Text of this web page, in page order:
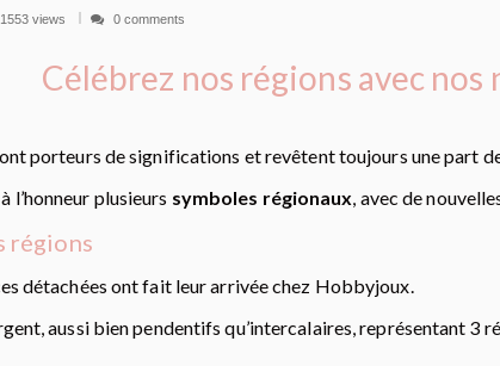
1553 views 0 comments
Célébrez nos régions avec nos
porteurs de significations et revêtent toujours une part
l’honneur plusieurs symboles régionaux , avec de
régions
détachées ont fait leur arrivée chez Hobbyjoux.
aussi bien pendentifs qu’intercalaires, représentant 3